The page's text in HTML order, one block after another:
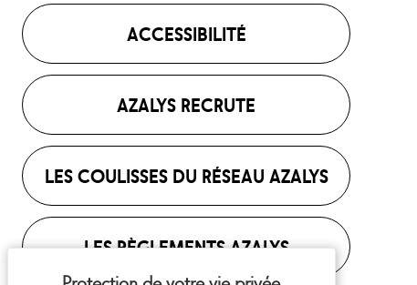
ACCESSIBILITÉ
AZALYS RECRUTE
LES COULISSES DU RÉSEAU AZALYS
LES RÈGLEMENTS AZALYS